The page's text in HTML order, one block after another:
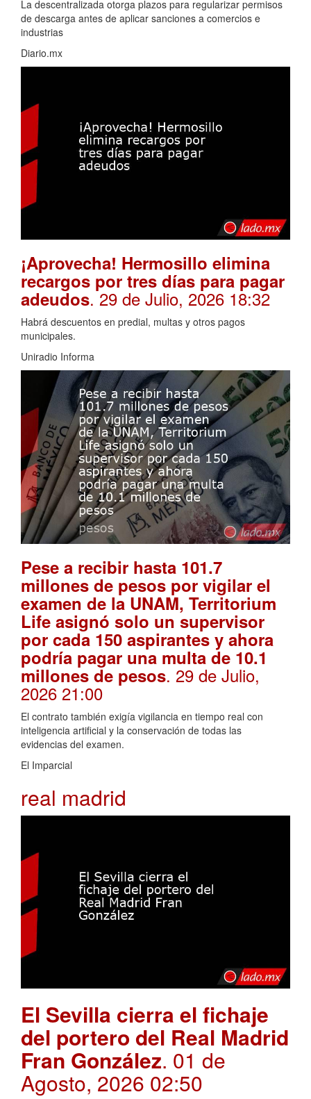
La descentralizada otorga plazos para regularizar permisos
de descarga antes de aplicar sanciones a comercios e
industrias
Diario.mx
¡Aprovecha! Hermosillo elimina
recargos por tres días para pagar
adeudos. 29 de Julio, 2026 18:32
Habrá descuentos en predial, multas y otros pagos
municipales.
Uniradio Informa
Pese a recibir hasta 101.7
millones de pesos por vigilar el
examen de la UNAM, Territorium
Life asignó solo un supervisor
por cada 150 aspirantes y ahora
podría pagar una multa de 10.1
millones de pesos. 29 de Julio,
2026 21:00
El contrato también exigía vigilancia en tiempo real con
inteligencia artificial y la conservación de todas las
evidencias del examen.
El Imparcial
real madrid
El Sevilla cierra el fichaje
del portero del Real Madrid
Fran González. 01 de
Agosto, 2026 02:50